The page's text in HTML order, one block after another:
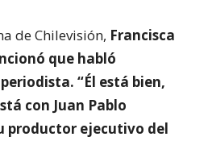
de Chilevisión, Francisca
que habló
“Él está bien,
con Juan Pablo
productor ejecutivo del